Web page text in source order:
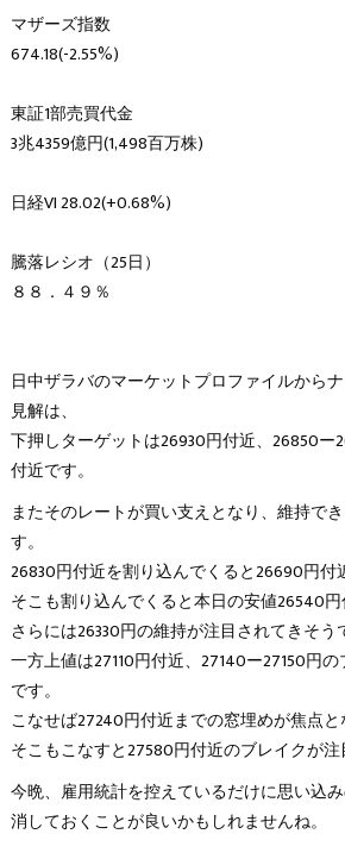
マザーズ指数
674.18(-2.55%)
東証1部売買代金
3兆4359億円(1,498百万株)
日経VI 28.02(+0.68%)
騰落レシオ（25日）
８８．４９％
日中ザラバのマーケットプロファイルから
見解は、
下押しターゲットは26930円付近、26850ー
付近です。
またそのレートが買い支えとなり、維持で
す。
26830円付近を割り込んでくると26690円付
そこも割り込んでくると本日の安値26540円
さらには26330円の維持が注目されてきそう
一方上値は27110円付近、27140ー27150円
です。
こなせば27240円付近までの窓埋めが焦点と
そこもこなすと27580円付近のブレイクが注
今晩、雇用統計を控えているだけに思い込
消しておくことが良いかもしれませんね。